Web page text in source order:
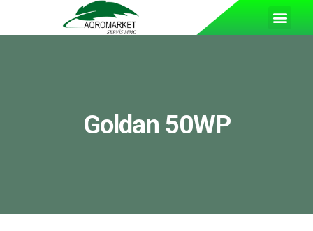
Goldan 50WP